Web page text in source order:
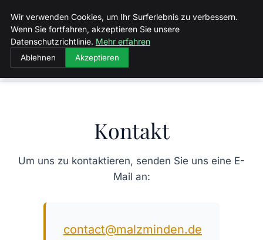
Malzminden
Startseite Kontakt
Kontakt
Um uns zu kontaktieren, senden Sie uns eine E-
Mail an:
contact@malzminden.de
Wir verwenden Cookies, um Ihr Surferlebnis zu verbessern.
Wenn Sie fortfahren, akzeptieren Sie unsere
Datenschutzrichtlinie. Mehr erfahren
Ablehnen Akzeptieren